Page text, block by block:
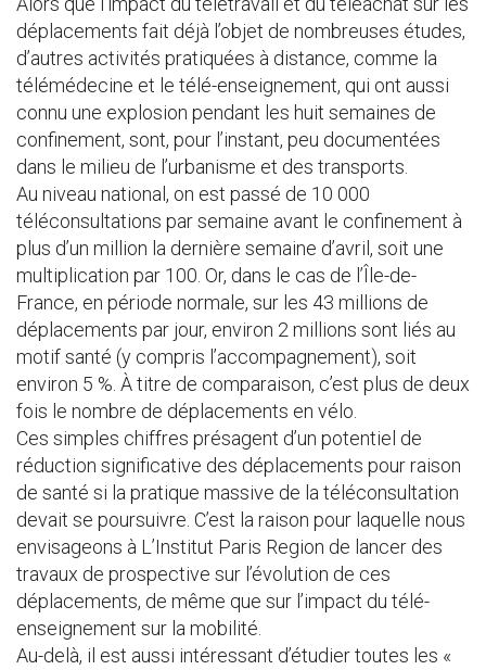
déplacements fait déjà l’objet de nombreuses études,
d’autres activités pratiquées à distance, comme la
télémédecine et le télé-enseignement, qui ont aussi
connu une explosion pendant les huit semaines de
confinement, sont, pour l’instant, peu documentées
dans le milieu de l’urbanisme et des transports.
Au niveau national, on est passé de 10 000
téléconsultations par semaine avant le confinement à
plus d’un million la dernière semaine d’avril, soit une
multiplication par 100. Or, dans le cas de l’Île-de-
France, en période normale, sur les 43 millions de
déplacements par jour, environ 2 millions sont liés au
motif santé (y compris l’accompagnement), soit
environ 5 %. À titre de comparaison, c’est plus de deux
fois le nombre de déplacements en vélo.
Ces simples chiffres présagent d’un potentiel de
réduction significative des déplacements pour raison
de santé si la pratique massive de la téléconsultation
devait se poursuivre. C’est la raison pour laquelle nous
envisageons à L’Institut Paris Region de lancer des
travaux de prospective sur l’évolution de ces
déplacements, de même que sur l’impact du télé-
enseignement sur la mobilité.
Au-delà, il est aussi intéressant d’étudier toutes les «